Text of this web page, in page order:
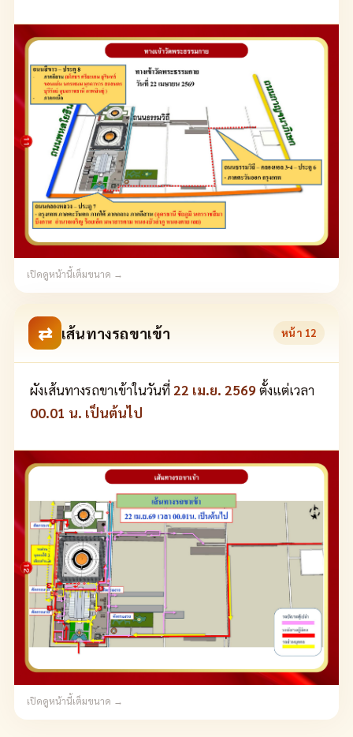
เปิดดูหน้านี้เต็มขนาด →
⇄ เส้นทางรถขาเข้า หน้า 12
ผังเส้นทางรถขาเข้าในวันที่22 เม.ย. 2569ตั้งแต่เวลา
00.01 น. เป็นต้นไป
เปิดดูหน้านี้เต็มขนาด →